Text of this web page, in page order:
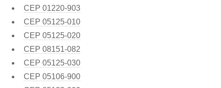
CEP 01220-903
CEP 05125-010
CEP 05125-020
CEP 08151-082
CEP 05125-030
CEP 05106-900